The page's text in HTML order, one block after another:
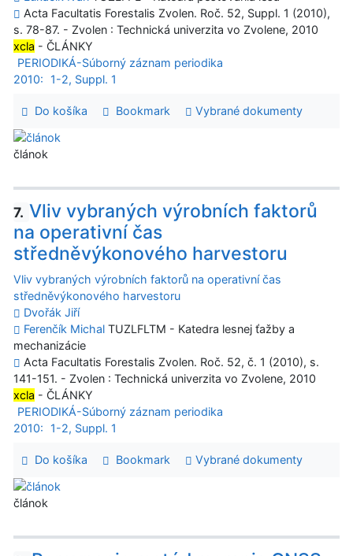
Acta Facultatis Forestalis Zvolen. Roč. 52, Suppl. 1 (2010),
s. 78-87. - Zvolen : Technická univerzita vo Zvolene, 2010
xcla - ČLÁNKY
PERIODIKÁ-Súborný záznam periodika
2010:
1-2, Suppl. 1
Do košíka Bookmark Vybrané dokumenty
článok
7. Vliv vybraných výrobních faktorů
na operativní čas
středněvýkonového harvestoru
Vliv vybraných výrobních faktorů na operativní čas
středněvýkonového harvestoru
Dvořák Jiří
Ferenčík Michal TUZLFLTM - Katedra lesnej ťažby a
mechanizácie
Acta Facultatis Forestalis Zvolen. Roč. 52, č. 1 (2010), s.
141-151. - Zvolen : Technická univerzita vo Zvolene, 2010
xcla - ČLÁNKY
PERIODIKÁ-Súborný záznam periodika
2010:
1-2, Suppl. 1
Do košíka Bookmark Vybrané dokumenty
článok